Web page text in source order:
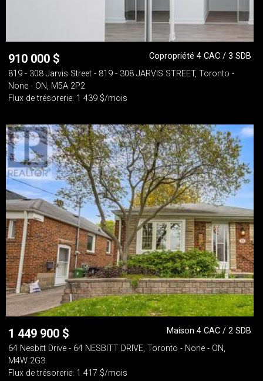
910 000 $
Copropriété 4 CAC / 3 SDB
819 - 308 Jarvis Street - 819 - 308 JARVIS STREET, Toronto -
None - ON, M5A 2P2
Flux de trésorerie: 1 439 $/mois
1 449 900 $
Maison 4 CAC / 2 SDB
64 Nesbitt Drive - 64 NESBITT DRIVE, Toronto - None - ON,
M4W 2G3
Flux de trésorerie: 1 417 $/mois